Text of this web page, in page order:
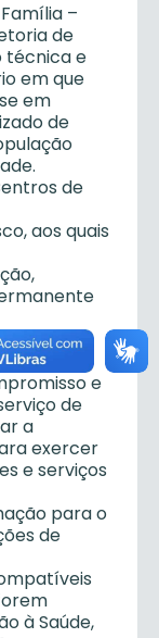
–
de
técnica e
em que
em
de
de
aos quais
Saúde
e
de
a
exercer
e serviços
para o
de
à Saúde,